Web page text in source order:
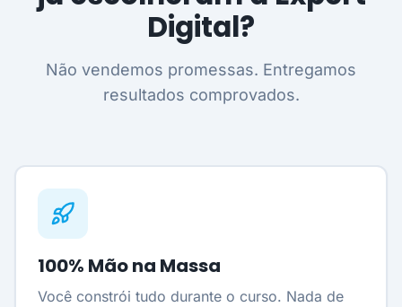
Digital?
Não vendemos promessas. Entregamos
resultados comprovados.
100% Mão na Massa
Você constrói tudo durante o curso. Nada de